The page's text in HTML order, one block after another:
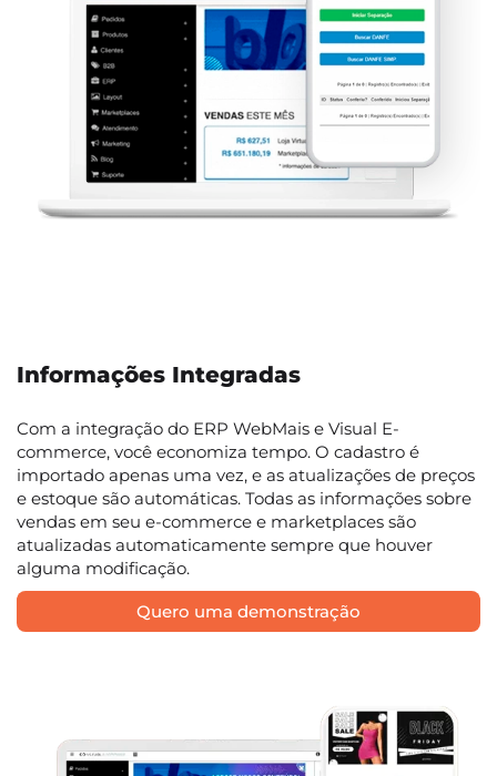
Informações Integradas
Com a integração do ERP WebMais e Visual E-
commerce, você economiza tempo. O cadastro é
importado apenas uma vez, e as atualizações de preços
e estoque são automáticas. Todas as informações sobre
vendas em seu e-commerce e marketplaces são
atualizadas automaticamente sempre que houver
alguma modificação.
Quero uma demonstração